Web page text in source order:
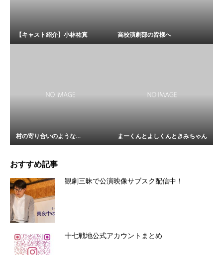
【キャスト紹介】小林祐真 高校演劇部の皆様へ
村の寄り合いのような… まーくんとよしくんときみちゃん
おすすめ記事
観劇三昧で公演映像サブスク配信中！
十七戦地公式アカウントまとめ